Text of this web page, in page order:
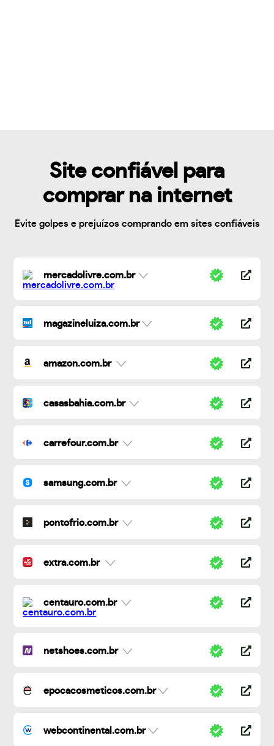
Site confiável para
comprar na internet
Evite golpes e prejuízos comprando em sites confiáveis
mercadolivre.com.br
magazineluiza.com.br
amazon.com.br
casasbahia.com.br
carrefour.com.br
samsung.com.br
pontofrio.com.br
extra.com.br
centauro.com.br
netshoes.com.br
epocacosmeticos.com.br
webcontinental.com.br